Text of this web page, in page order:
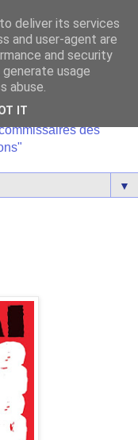
des
▼
deliver its services
and user-agent are
and security
usage
abuse.
IT